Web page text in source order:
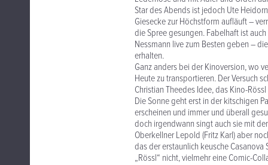
Star des Abends ist jedoch Ute
Giesecke zur Höchstform aufläuft –
die Spree gesungen. Fabelhaft ist
Nessmann live zum Besten geben –
erhalten.
Ganz anders bei der Kinoversion, wo
Heute zu transportieren. Der Versuch
Christian Theedes Idee, das Kino-
Die Sonne geht erst in der kitschigen
erscheinen und immer und überall
doch irgendwann singt auch sie mit
Oberkellner Lepold (Fritz Karl) aber
das der erstaunlich keusche
„Rössl“ nicht, vielmehr eine Comic-